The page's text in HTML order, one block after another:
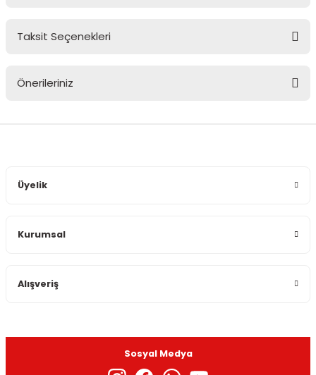
Taksit Seçenekleri
Önerileriniz
Ürün bilgilerinde hatalar bulunuyor.
Gönder
Üyelik
Kurumsal
Alışveriş
Sosyal Medya